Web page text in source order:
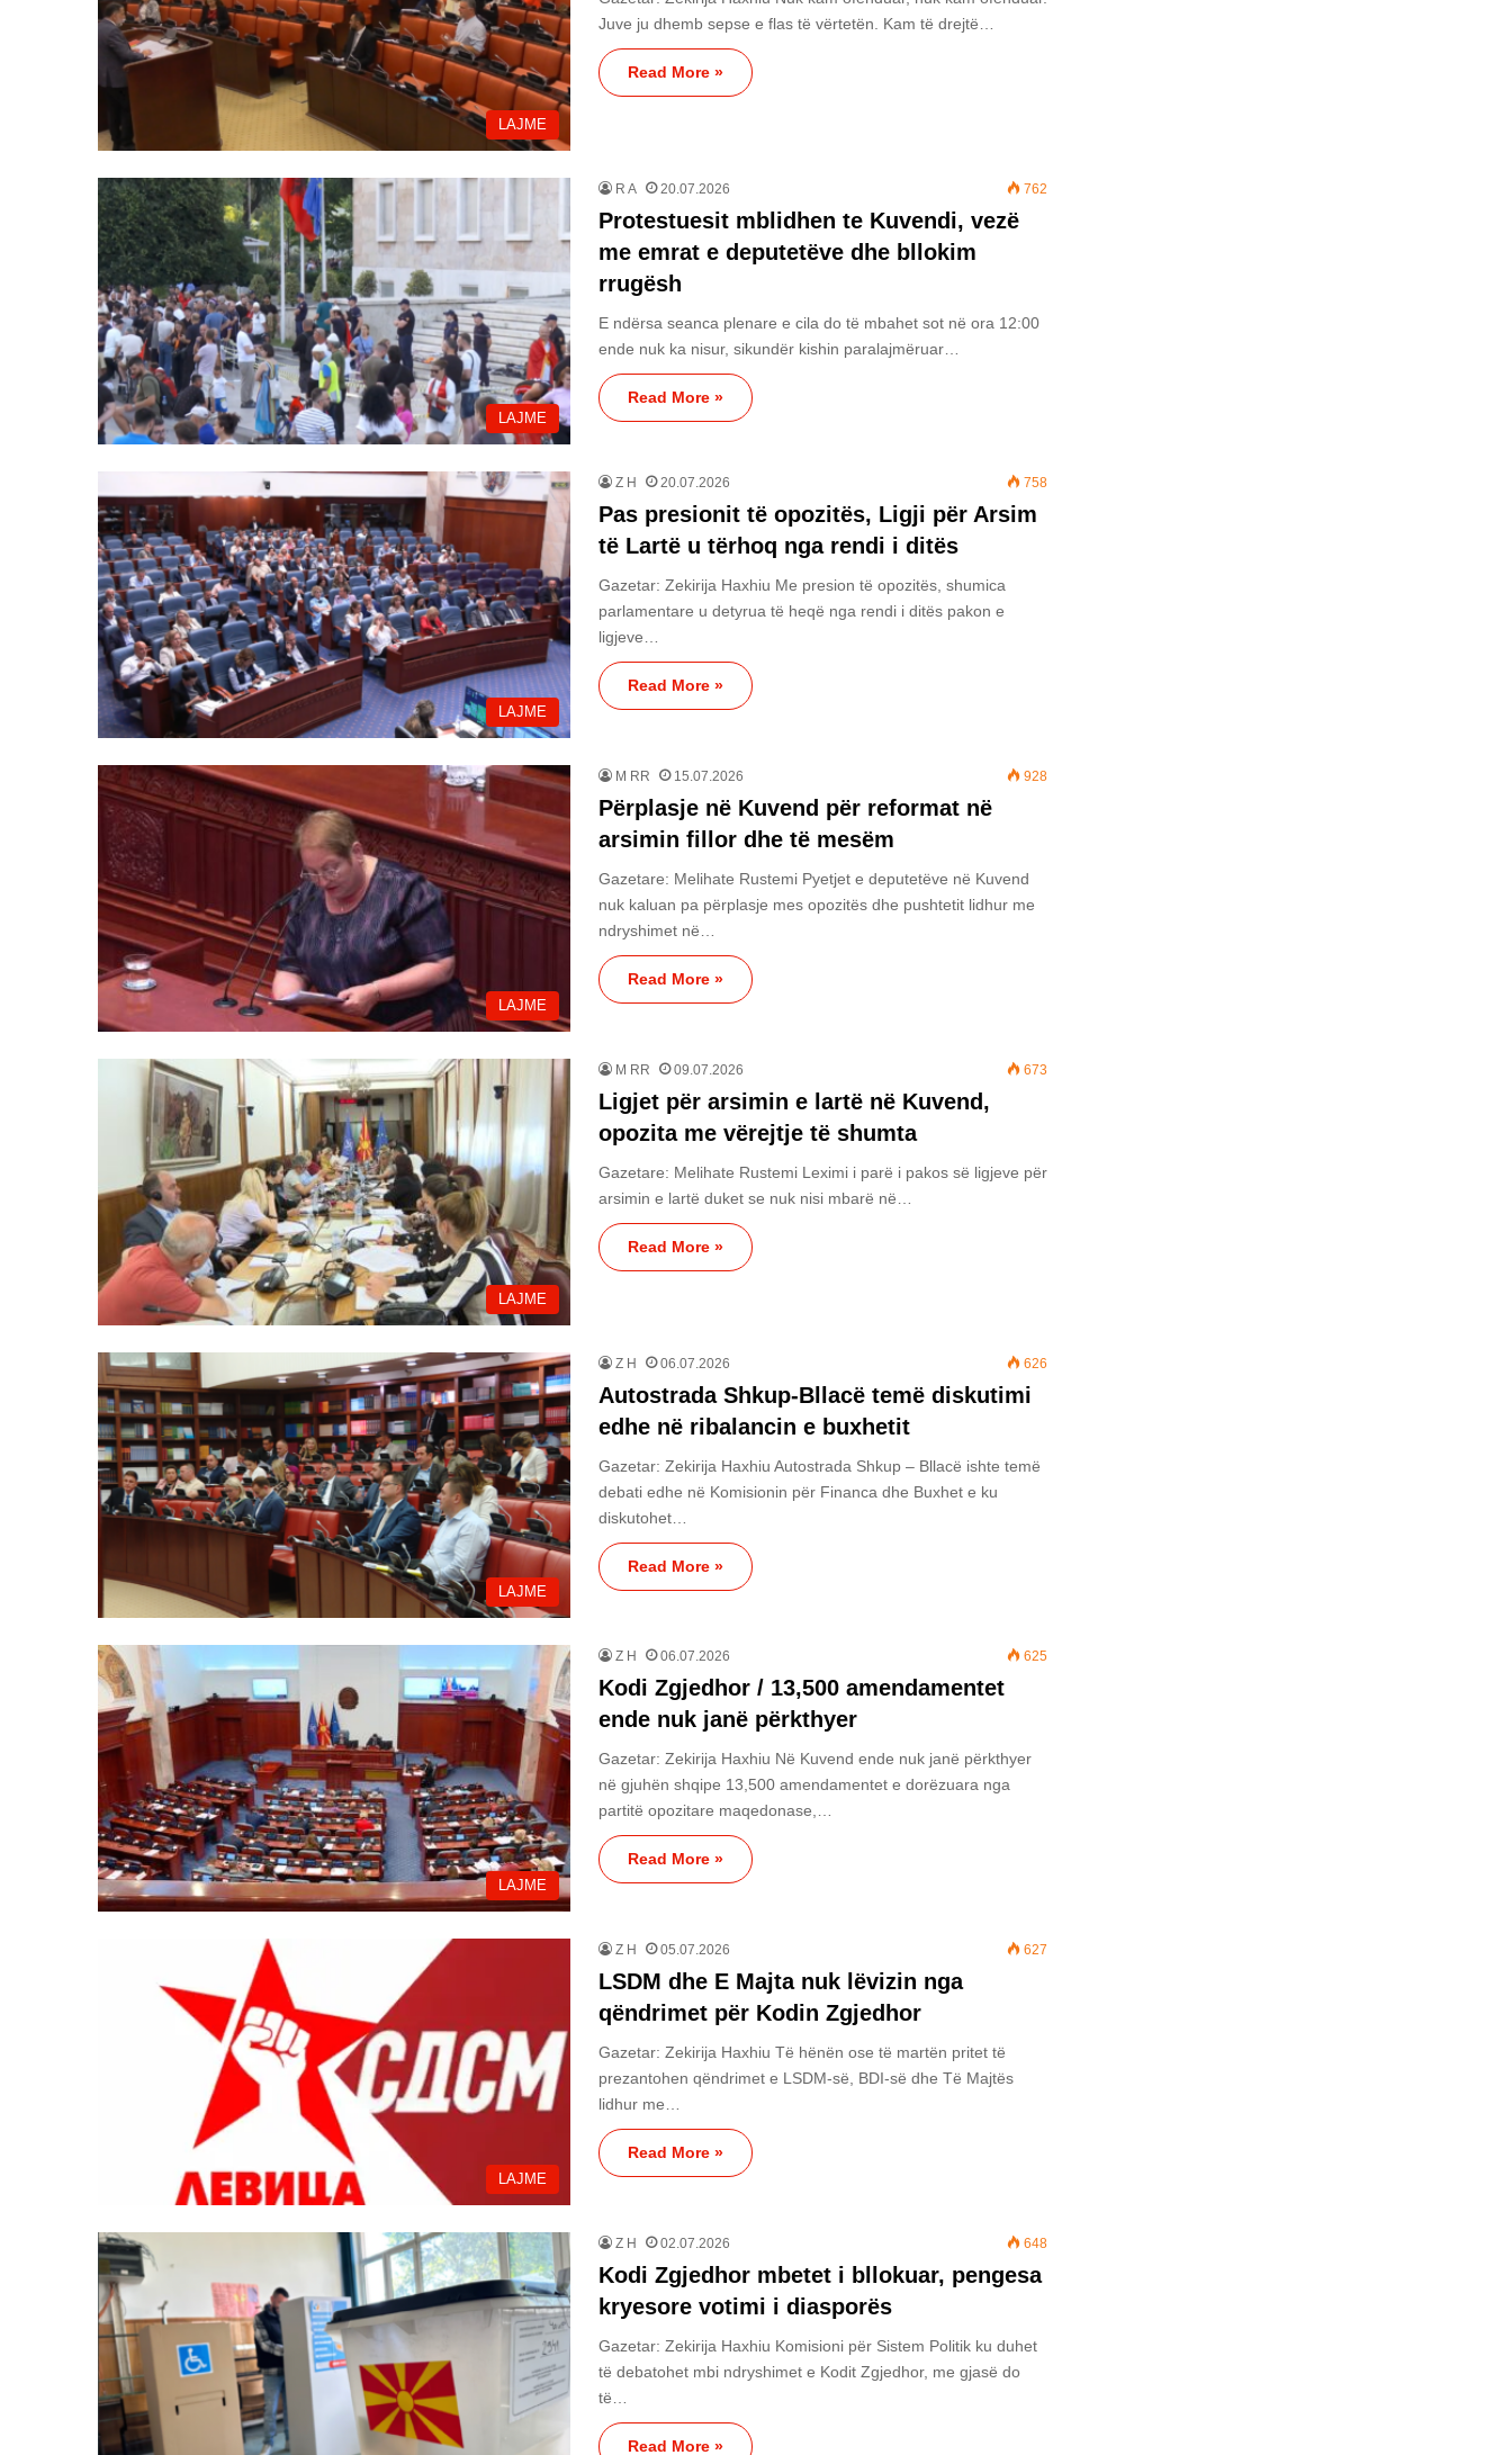
LAJME
Juve ju dhemb sepse e flas të vërtetën. Kam të drejtë…
Read More »
LAJME
R A 20.07.2026 762
Protestuesit mblidhen te Kuvendi, vezë
me emrat e deputetëve dhe bllokim
rrugësh
E ndërsa seanca plenare e cila do të mbahet sot në ora 12:00
ende nuk ka nisur, sikundër kishin paralajmëruar…
Read More »
LAJME
Z H 20.07.2026 758
Pas presionit të opozitës, Ligji për Arsim
të Lartë u tërhoq nga rendi i ditës
Gazetar: Zekirija Haxhiu Me presion të opozitës, shumica
parlamentare u detyrua të heqë nga rendi i ditës pakon e
ligjeve…
Read More »
LAJME
M RR 15.07.2026 928
Përplasje në Kuvend për reformat në
arsimin fillor dhe të mesëm
Gazetare: Melihate Rustemi Pyetjet e deputetëve në Kuvend
nuk kaluan pa përplasje mes opozitës dhe pushtetit lidhur me
ndryshimet në…
Read More »
LAJME
M RR 09.07.2026 673
Ligjet për arsimin e lartë në Kuvend,
opozita me vërejtje të shumta
Gazetare: Melihate Rustemi Leximi i parë i pakos së ligjeve për
arsimin e lartë duket se nuk nisi mbarë në…
Read More »
LAJME
Z H 06.07.2026 626
Autostrada Shkup-Bllacë temë diskutimi
edhe në ribalancin e buxhetit
Gazetar: Zekirija Haxhiu Autostrada Shkup – Bllacë ishte temë
debati edhe në Komisionin për Financa dhe Buxhet e ku
diskutohet…
Read More »
LAJME
Z H 06.07.2026 625
Kodi Zgjedhor / 13,500 amendamentet
ende nuk janë përkthyer
Gazetar: Zekirija Haxhiu Në Kuvend ende nuk janë përkthyer
në gjuhën shqipe 13,500 amendamentet e dorëzuara nga
partitë opozitare maqedonase,…
Read More »
LAJME
Z H 05.07.2026 627
LSDM dhe E Majta nuk lëvizin nga
qëndrimet për Kodin Zgjedhor
Gazetar: Zekirija Haxhiu Të hënën ose të martën pritet të
prezantohen qëndrimet e LSDM-së, BDI-së dhe Të Majtës
lidhur me…
Read More »
Z H 02.07.2026 648
Kodi Zgjedhor mbetet i bllokuar, pengesa
kryesore votimi i diasporës
Gazetar: Zekirija Haxhiu Komisioni për Sistem Politik ku duhet
të debatohet mbi ndryshimet e Kodit Zgjedhor, me gjasë do
të…
Read More »